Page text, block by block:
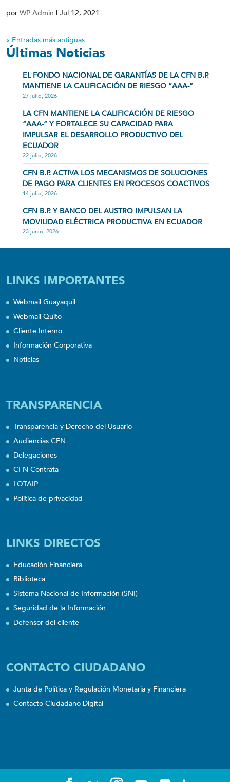
por WP Admin | Jul 12, 2021
« Entradas más antiguas
Últimas Noticias
EL FONDO NACIONAL DE GARANTÍAS DE LA CFN B.P.
MANTIENE LA CALIFICACIÓN DE RIESGO “AAA-”
27 julio, 2026
LA CFN MANTIENE LA CALIFICACIÓN DE RIESGO
“AAA-” Y FORTALECE SU CAPACIDAD PARA
IMPULSAR EL DESARROLLO PRODUCTIVO DEL
ECUADOR
22 julio, 2026
CFN B.P. ACTIVA LOS MECANISMOS DE SOLUCIONES
DE PAGO PARA CLIENTES EN PROCESOS COACTIVOS
14 julio, 2026
CFN B.P. Y BANCO DEL AUSTRO IMPULSAN LA
MOVILIDAD ELÉCTRICA PRODUCTIVA EN ECUADOR
23 junio, 2026
LINKS IMPORTANTES
Webmail Guayaquil
Webmail Quito
Cliente Interno
Información Corporativa
Noticias
TRANSPARENCIA
Transparencia y Derecho del Usuario
Audiencias CFN
Delegaciones
CFN Contrata
LOTAIP
Política de privacidad
LINKS DIRECTOS
Educación Financiera
Biblioteca
Sistema Nacional de Información (SNI)
Seguridad de la Información
Defensor del cliente
CONTACTO CIUDADANO
Junta de Política y Regulación Monetaria y Financiera
Contacto Ciudadano Digital